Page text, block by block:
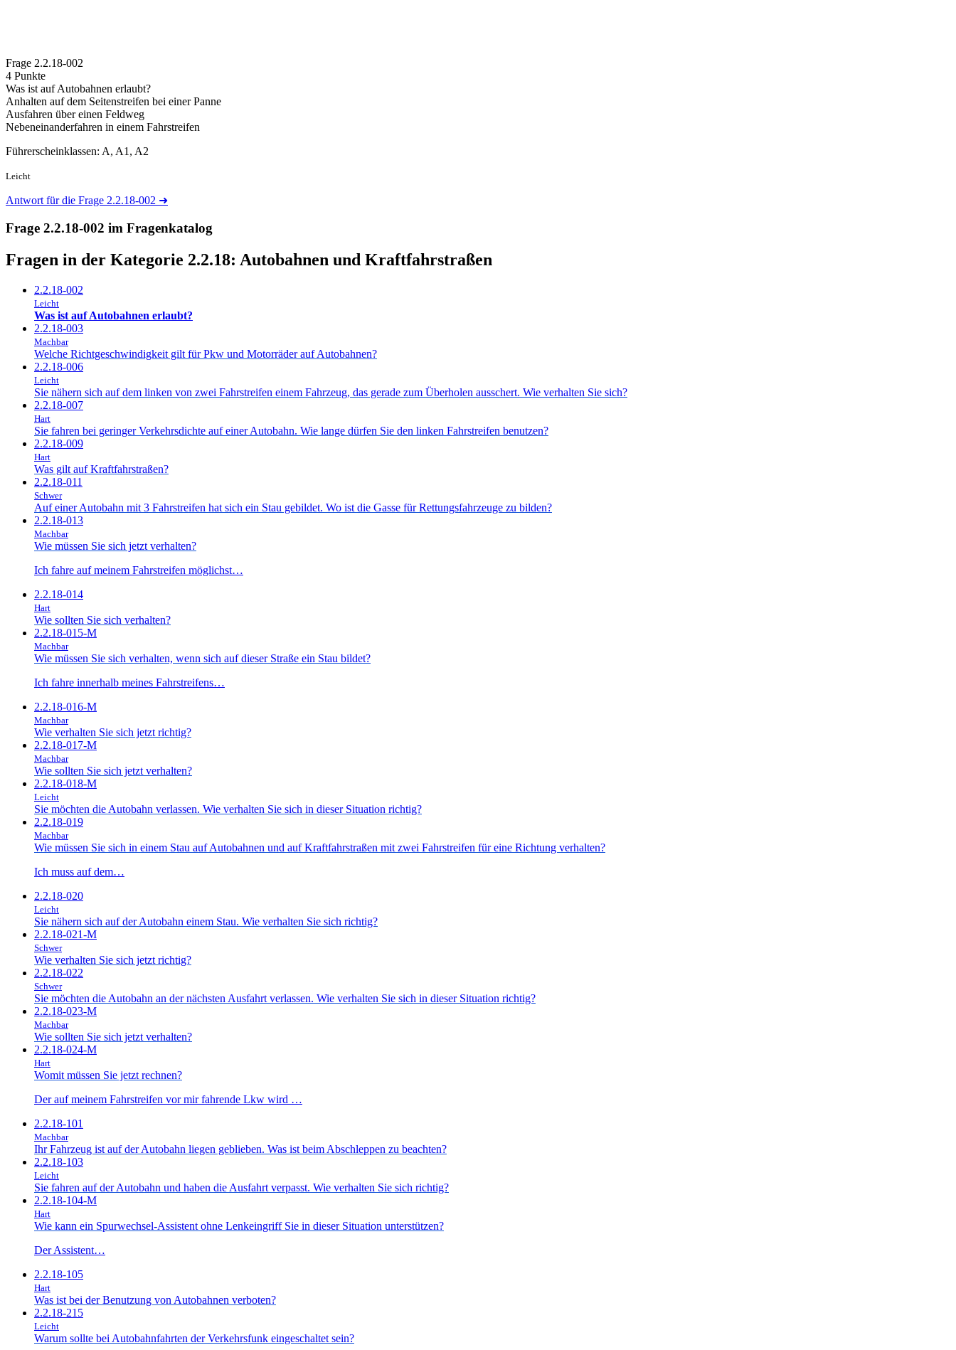
Frage 2.2.18-002
4 Punkte
Was ist auf Autobahnen erlaubt?
Anhalten auf dem Seitenstreifen bei einer Panne
Ausfahren über einen Feldweg
Nebeneinanderfahren in einem Fahrstreifen
Führerscheinklassen: A, A1, A2
Leicht
Antwort für die Frage 2.2.18-002 ➜
Frage 2.2.18-002 im Fragenkatalog
Fragen in der Kategorie 2.2.18: Autobahnen und Kraftfahrstraßen
2.2.18-002
Leicht
Was ist auf Autobahnen erlaubt?
2.2.18-003
Machbar
Welche Richtgeschwindigkeit gilt für Pkw und Motorräder auf Autobahnen?
2.2.18-006
Leicht
Sie nähern sich auf dem linken von zwei Fahrstreifen einem Fahrzeug, das gerade zum Überholen ausschert. Wie verhalten Sie sich?
2.2.18-007
Hart
Sie fahren bei geringer Verkehrsdichte auf einer Autobahn. Wie lange dürfen Sie den linken Fahrstreifen benutzen?
2.2.18-009
Hart
Was gilt auf Kraftfahrstraßen?
2.2.18-011
Schwer
Auf einer Autobahn mit 3 Fahrstreifen hat sich ein Stau gebildet. Wo ist die Gasse für Rettungsfahrzeuge zu bilden?
2.2.18-013
Machbar
Wie müssen Sie sich jetzt verhalten?
Ich fahre auf meinem Fahrstreifen möglichst…
2.2.18-014
Hart
Wie sollten Sie sich verhalten?
2.2.18-015-M
Machbar
Wie müssen Sie sich verhalten, wenn sich auf dieser Straße ein Stau bildet?
Ich fahre innerhalb meines Fahrstreifens…
2.2.18-016-M
Machbar
Wie verhalten Sie sich jetzt richtig?
2.2.18-017-M
Machbar
Wie sollten Sie sich jetzt verhalten?
2.2.18-018-M
Leicht
Sie möchten die Autobahn verlassen. Wie verhalten Sie sich in dieser Situation richtig?
2.2.18-019
Machbar
Wie müssen Sie sich in einem Stau auf Autobahnen und auf Kraftfahrstraßen mit zwei Fahrstreifen für eine Richtung verhalten?
Ich muss auf dem…
2.2.18-020
Leicht
Sie nähern sich auf der Autobahn einem Stau. Wie verhalten Sie sich richtig?
2.2.18-021-M
Schwer
Wie verhalten Sie sich jetzt richtig?
2.2.18-022
Schwer
Sie möchten die Autobahn an der nächsten Ausfahrt verlassen. Wie verhalten Sie sich in dieser Situation richtig?
2.2.18-023-M
Machbar
Wie sollten Sie sich jetzt verhalten?
2.2.18-024-M
Hart
Womit müssen Sie jetzt rechnen?
Der auf meinem Fahrstreifen vor mir fahrende Lkw wird …
2.2.18-101
Machbar
Ihr Fahrzeug ist auf der Autobahn liegen geblieben. Was ist beim Abschleppen zu beachten?
2.2.18-103
Leicht
Sie fahren auf der Autobahn und haben die Ausfahrt verpasst. Wie verhalten Sie sich richtig?
2.2.18-104-M
Hart
Wie kann ein Spurwechsel-Assistent ohne Lenkeingriff Sie in dieser Situation unterstützen?
Der Assistent…
2.2.18-105
Hart
Was ist bei der Benutzung von Autobahnen verboten?
2.2.18-215
Leicht
Warum sollte bei Autobahnfahrten der Verkehrsfunk eingeschaltet sein?